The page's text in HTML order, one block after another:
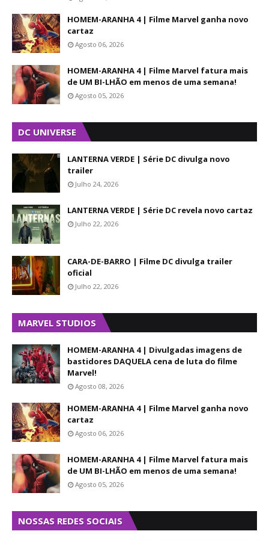
HOMEM-ARANHA 4 | Filme Marvel ganha novo
cartaz
Agosto 06, 2026
HOMEM-ARANHA 4 | Filme Marvel fatura mais
de UM BI-LHÃO em menos de uma semana!
Agosto 05, 2026
DC UNIVERSE
LANTERNA VERDE | Série DC divulga novo
trailer
Julho 24, 2026
LANTERNA VERDE | Série DC revela novo cartaz
Julho 22, 2026
CARA-DE-BARRO | Filme DC divulga trailer
oficial
Julho 22, 2026
MARVEL STUDIOS
HOMEM-ARANHA 4 | Divulgadas imagens de
bastidores DAQUELA cena de luta do filme
Marvel!
Agosto 08, 2026
HOMEM-ARANHA 4 | Filme Marvel ganha novo
cartaz
Agosto 06, 2026
HOMEM-ARANHA 4 | Filme Marvel fatura mais
de UM BI-LHÃO em menos de uma semana!
Agosto 05, 2026
NOSSAS REDES SOCIAIS